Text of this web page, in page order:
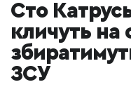
Сто
кличуть
ЗСУ